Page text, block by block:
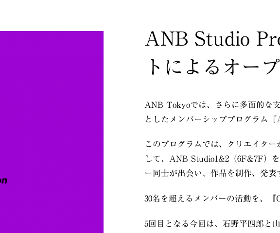
ANB Studio
トによるオー
ANB Tokyoでは、さらに多面的な
としたメンバーシッププログラム
このプログラムでは、クリエイタ
して、ANB Studio1&2（6F&7F）
ー同士が出会い、作品を制作、発表
30名を超えるメンバーの活動を、『
5回目となる今回は、石野平四郎と